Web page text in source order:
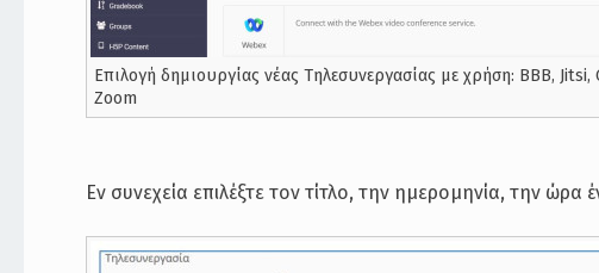
Επιλογή δημιουργίας νέας Τηλεσυνεργασίας με χρήση: BBB,
Zoom
Εν συνεχεία επιλέξτε τον τίτλο, την ημερομηνία, την